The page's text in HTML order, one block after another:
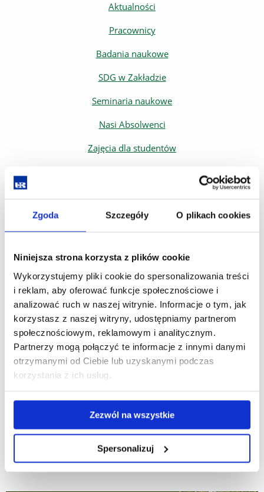
Zgoda Szczegóły O plikach cookies
Niniejsza strona korzysta z plików cookie
Wykorzystujemy pliki cookie do spersonalizowania treści
i reklam, aby oferować funkcje społecznościowe i
analizować ruch w naszej witrynie. Informacje o tym, jak
korzystasz z naszej witryny, udostępniamy partnerom
społecznościowym, reklamowym i analitycznym.
Partnerzy mogą połączyć te informacje z innymi danymi
otrzymanymi od Ciebie lub uzyskanymi podczas
korzystania z ich usług.
Zezwól na wszystkie
Spersonalizuj
Aktualności
Pracownicy
Badania naukowe
SDG w Zakładzie
Seminaria naukowe
Nasi Absolwenci
Zajęcia dla studentów
Kierunek Informatyka środowiskowa
#OchronaŚrodowiska
#ekologia
#woda #krajobraz #Bieszczady #przyszłość